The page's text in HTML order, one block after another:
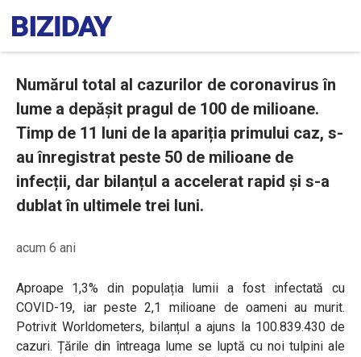
Numărul total al cazurilor de coronavirus în
lume a depășit pragul de 100 de milioane.
Timp de 11 luni de la apariția primului caz, s-
au înregistrat peste 50 de milioane de
infecții, dar bilanțul a accelerat rapid și s-a
dublat în ultimele trei luni.
acum 6 ani
Aproape 1,3% din populația lumii a fost infectată cu
COVID-19, iar peste 2,1 milioane de oameni au murit.
Potrivit Worldometers, bilanțul a ajuns la 100.839.430 de
cazuri. Țările din întreaga lume se luptă cu noi tulpini ale